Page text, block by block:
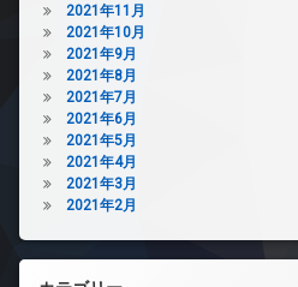
2021年11月
2021年10月
2021年9月
2021年8月
2021年7月
2021年6月
2021年5月
2021年4月
2021年3月
2021年2月